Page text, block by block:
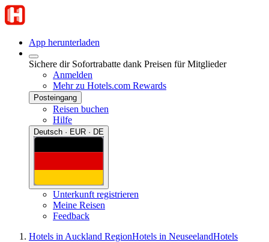
App herunterladen
Sichere dir Sofortrabatte dank Preisen für Mitglieder
Anmelden
Mehr zu Hotels.com Rewards
Posteingang
Reisen buchen
Hilfe
Deutsch · EUR · DE
Unterkunft registrieren
Meine Reisen
Feedback
Hotels in Auckland RegionHotels in NeuseelandHotels